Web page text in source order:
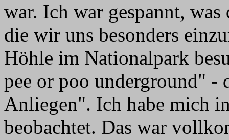
war. Ich war gespannt,
die wir uns besonders
Höhle im Nationalpark
pee or poo underground" -
Anliegen". Ich habe mich
beobachtet. Das war